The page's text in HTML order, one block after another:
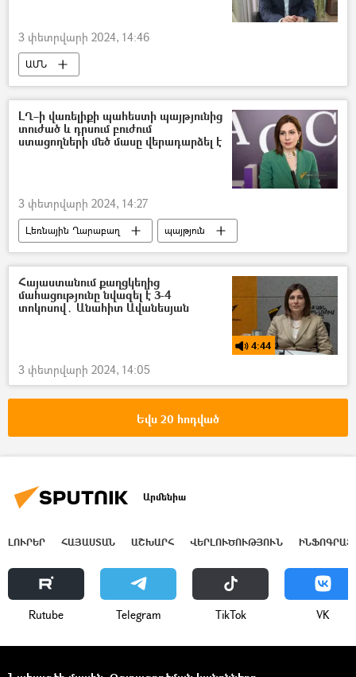
3 փետրվարի 2024, 14:46
ԱՄՆ
Իրանի Իսլամական Հանրապետություն
Իրաք
Սիրիա
հրթիռակոծություն
Նասեր Քանանի
ԼՂ–ի վառելիքի պահեստի պայթյունից
տուժած և դրսում բուժում
ստացողների մեծ մասը վերադարձել է
3 փետրվարի 2024, 14:27
Լեռնային Ղարաբաղ
պայթյուն
հրդեհ
Բուժառու
Անահիտ Ավանեսյան
Ստեփանակերտ
Հայաստանում քաղցկեղից
մահացությունը նվազել է 3-4
տոկոսով․ Անահիտ Ավանեսյան
4:44
3 փետրվարի 2024, 14:05
Եվս 20 հոդված
Արմենիա
ԼՈՒՐԵՐ ՀԱՅԱՍՏԱՆ ԱՇԽԱՐՀ ՎԵՐԼՈՒԾՈՒԹՅՈՒՆ
Rutube Telegram ТikТоk VK